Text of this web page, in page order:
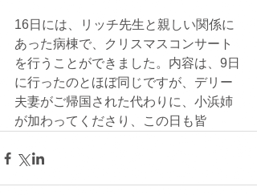
16日には、リッチ先生と親しい関係に
あった病棟で、クリスマスコンサート
を行うことができました。内容は、9日
に行ったのとほぼ同じですが、デリー
夫妻がご帰国された代わりに、小浜姉
が加わってくださり、この日も皆